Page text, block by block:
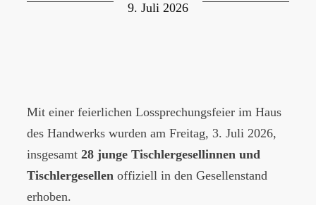
9. Juli 2026
Mit einer feierlichen Lossprechungsfeier im Haus
des Handwerks wurden am Freitag, 3. Juli 2026,
insgesamt 28 junge Tischlergesellinnen und
Tischlergesellen offiziell in den Gesellenstand
erhoben.